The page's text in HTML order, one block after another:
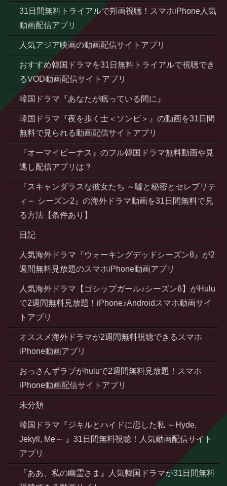
31日間無料トライアルで邦画視聴！スマホiPhone人気
動画配信アプリ
人気アジア映画の動画配信サイトアプリ
おすすめ韓国ドラマを31日無料トライアルで視聴でき
るVOD動画配信サイトアプリ
韓国ドラマ『あなたが眠っている間に』
韓国ドラマ『夜を歩く士＜ソンビ＞』の動画を31日間
無料で見られる動画配信サイトアプリ
『オーマイビーナス』のフル韓国ドラマ無料動画や見
逃し配信アプリは？
『スキャンダラスな彼女たち ～嘘と秘密とセレブリテ
ィ～ シーズン2』の海外ドラマ動画を31日間無料で見
る方法【条件あり】
日記
人気海外ドラマ『ウォーキングデッドシーズン8』が2
週間無料見放題のスマホiPhone動画アプリ
人気海外ドラマ【ゴシップガール♪シーズン6】がHulu
で2週間無料見放題！iPhone♪Androidスマホ動画サイ
トアプリ
オススメ海外ドラマが2週間無料視聴できるスマホ
iPhone動画アプリ
おっさんずラブがhuluで2週間無料見放題！スマホ
iPhone動画配信サイトアプリ
未分類
韓国ドラマ『ジキルとハイドに恋した私 ～Hyde,
Jekyll, Me～ 』31日間無料視聴！人気動画配信サイト
アプリ
『ああ、私の幽霊さま』人気韓国ドラマが31日間無料